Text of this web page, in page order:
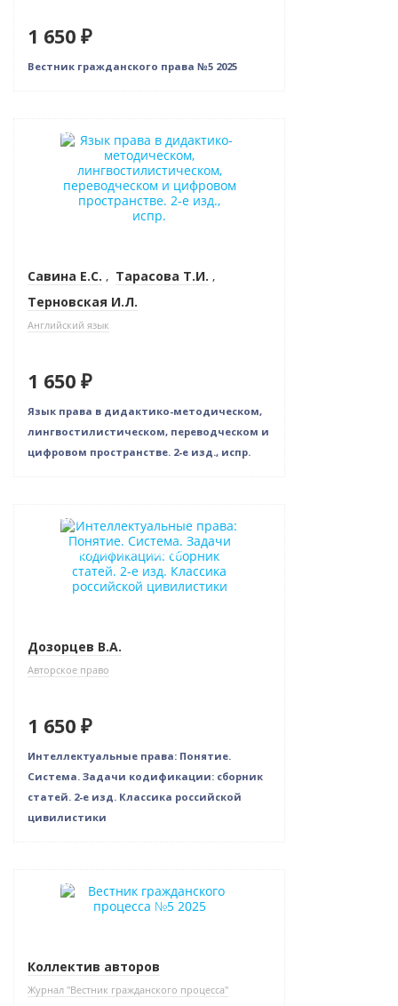
1 650 ₽
Вестник гражданского права №5 2025
Новинка
Савина Е.С. , Тарасова Т.И. ,
Терновская И.Л.
Английский язык
1 650 ₽
Язык права в дидактико-методическом,
лингвостилистическом, переводческом и
цифровом пространстве. 2-е изд., испр.
Новинка
Индивидуальный подход
Дозорцев В.А.
Авторское право
1 650 ₽
Интеллектуальные права: Понятие.
Система. Задачи кодификации: сборник
статей. 2-е изд. Классика российской
цивилистики
Новинка
Коллектив авторов
Журнал "Вестник гражданского процесса"